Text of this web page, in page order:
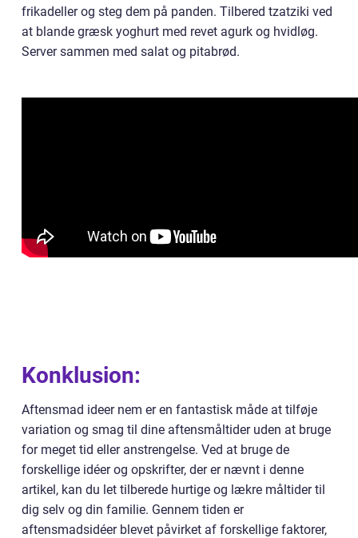
frikadeller og steg dem på panden. Tilbered tzatziki ved
at blande græsk yoghurt med revet agurk og hvidløg.
Server sammen med salat og pitabrød.
Konklusion:
Aftensmad ideer nem er en fantastisk måde at tilføje
variation og smag til dine aftensmåltider uden at bruge
for meget tid eller anstrengelse. Ved at bruge de
forskellige idéer og opskrifter, der er nævnt i denne
artikel, kan du let tilberede hurtige og lækre måltider til
dig selv og din familie. Gennem tiden er
aftensmadsidéer blevet påvirket af forskellige faktorer,